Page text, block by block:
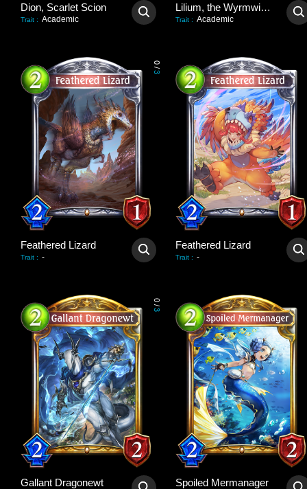
Dion, Scarlet Scion
Trait : Academic
Lilium, the Wyrmwitch
Trait : Academic
0
/
3
Feathered Lizard
Trait : -
Feathered Lizard
Trait : -
0
/
3
Gallant Dragonewt Spoiled Mermanager